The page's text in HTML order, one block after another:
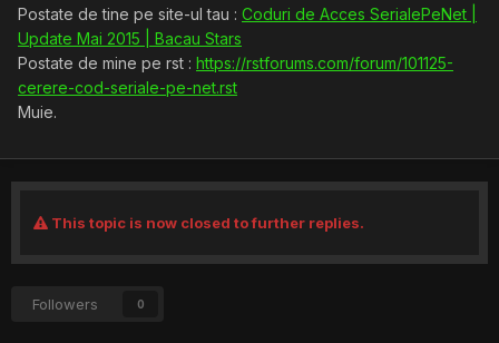
Postate de tine pe site-ul tau : Coduri de Acces SerialePeNet |
Update Mai 2015 | Bacau Stars
Postate de mine pe rst : https://rstforums.com/forum/101125-
cerere-cod-seriale-pe-net.rst
Muie.
This topic is now closed to further replies.
Followers 0